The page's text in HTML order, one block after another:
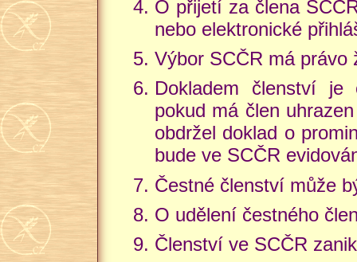
O přijetí za člena
nebo elektronické
Výbor SCČR má
Dokladem členství
pokud má člen
obdržel doklad o
bude ve SCČR
Čestné členství může
O udělení čestného
Členství ve SCČR